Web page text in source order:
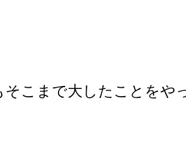
そこまで大したことをや